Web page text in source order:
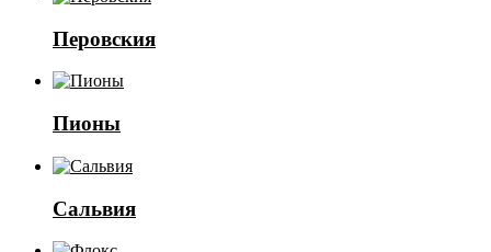
Перовския
Пионы
Сальвия